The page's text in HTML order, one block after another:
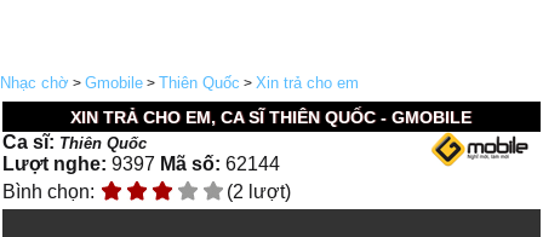
Nhạc chờ > Gmobile > Thiên Quốc > Xin trả cho em
XIN TRẢ CHO EM, CA SĨ THIÊN QUỐC - GMOBILE
Ca sĩ: Thiên Quốc
Lượt nghe: 9397 Mã số: 62144
Bình chọn:
(2 lượt)